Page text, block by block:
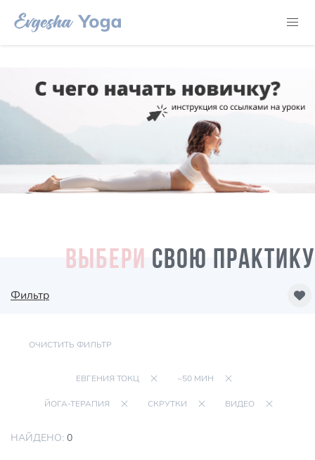
ВЫБЕРИ СВОЮ ПРАКТИКУ
Фильтр
ОЧИСТИТЬ ФИЛЬТР
ЕВГЕНИЯ ТОКЦ ~50 МИН
ЙОГА-ТЕРАПИЯ СКРУТКИ ВИДЕО
НАЙДЕНО: 0